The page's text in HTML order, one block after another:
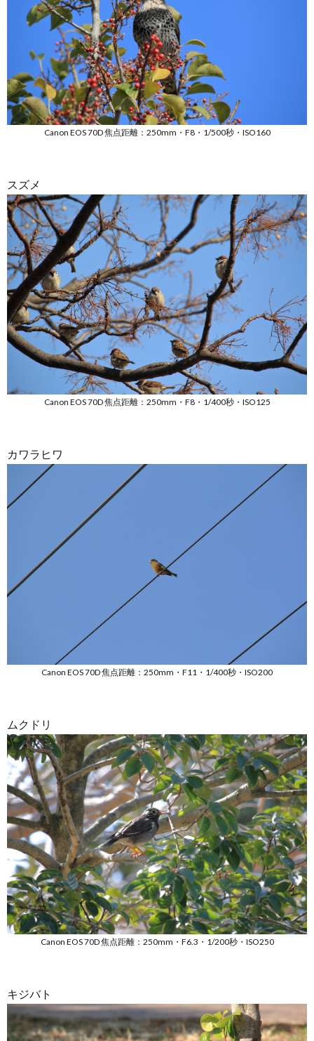
Canon EOS 70D 焦点距離：250mm・F8・1/500秒・ISO160
スズメ
Canon EOS 70D 焦点距離：250mm・F8・1/400秒・ISO125
カワラヒワ
Canon EOS 70D 焦点距離：250mm・F11・1/400秒・ISO200
ムクドリ
Canon EOS 70D 焦点距離：250mm・F6.3・1/200秒・ISO250
キジバト